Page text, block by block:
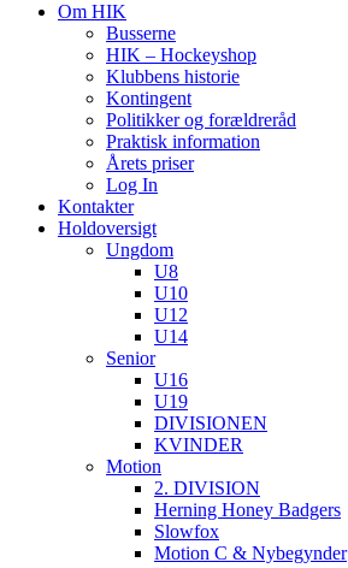
Om HIK
Busserne
HIK – Hockeyshop
Klubbens historie
Kontingent
Politikker og forældreråd
Praktisk information
Årets priser
Log In
Kontakter
Holdoversigt
Ungdom
U8
U10
U12
U14
Senior
U16
U19
DIVISIONEN
KVINDER
Motion
2. DIVISION
Herning Honey Badgers
Slowfox
Motion C & Nybegynder